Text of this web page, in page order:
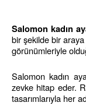
Salomon kadın
bir şekilde bir
görünümleriyle
Salomon kadın
zevke hitap eder.
tasarımlarıyla her